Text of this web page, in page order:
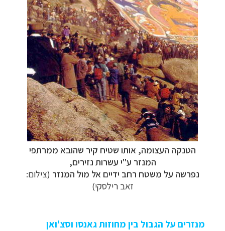
הטנקה העצומה, אותו שטיח קיר שהובא ממרתפי
המנזר ע"י עשרות נזירים,
נפרשה על משטח רחב ידיים אל מול המנזר (צילום:
זאב רילסקי)
מנזרים על הגבול בין מחוזות גאנסו וסצ'ואן